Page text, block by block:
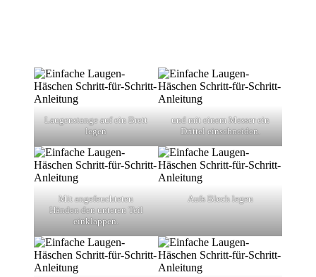
Laugenstange auf ein Brett
legen
und mit einem Messer ein
Drittel einschneiden.
Mit angefeuchteten
Händen den unteren Teil
einklappen.
Aufs Blech legen